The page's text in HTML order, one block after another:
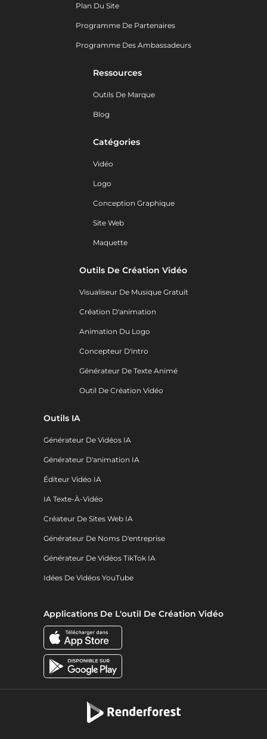
Plan Du Site
Programme De Partenaires
Programme Des Ambassadeurs
Ressources
Outils De Marque
Blog
Catégories
Vidéo
Logo
Conception Graphique
Site Web
Maquette
Outils De Création Vidéo
Visualiseur De Musique Gratuit
Création D'animation
Animation Du Logo
Concepteur D'intro
Générateur De Texte Animé
Outil De Création Vidéo
Outils IA
Générateur De Vidéos IA
Générateur D'animation IA
Éditeur Vidéo IA
IA Texte-À-Vidéo
Créateur De Sites Web IA
Générateur De Noms D'entreprise
Générateur De Vidéos TikTok IA
Idées De Vidéos YouTube
Applications De L'outil De Création Vidéo